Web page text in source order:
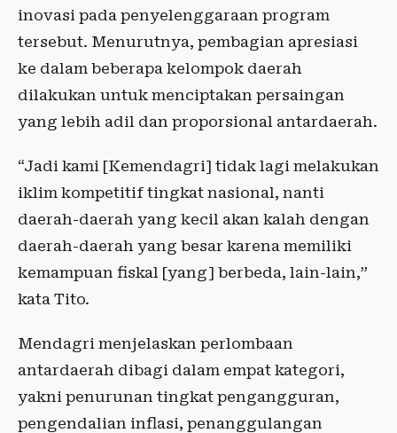
inovasi pada penyelenggaraan program
tersebut. Menurutnya, pembagian apresiasi
ke dalam beberapa kelompok daerah
dilakukan untuk menciptakan persaingan
yang lebih adil dan proporsional antardaerah.
“Jadi kami [Kemendagri] tidak lagi melakukan
iklim kompetitif tingkat nasional, nanti
daerah-daerah yang kecil akan kalah dengan
daerah-daerah yang besar karena memiliki
kemampuan fiskal [yang] berbeda, lain-lain,”
kata Tito.
Mendagri menjelaskan perlombaan
antardaerah dibagi dalam empat kategori,
yakni penurunan tingkat pengangguran,
pengendalian inflasi, penanggulangan